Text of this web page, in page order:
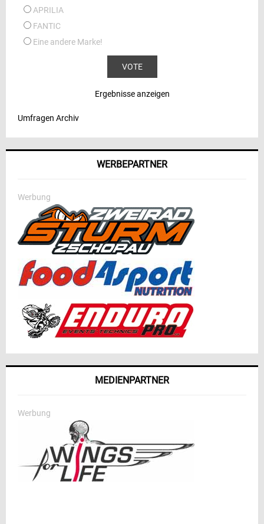
APRILIA
FANTIC
Eine andere Marke!
Ergebnisse anzeigen
Umfragen Archiv
WERBEPARTNER
Werbung
MEDIENPARTNER
Werbung